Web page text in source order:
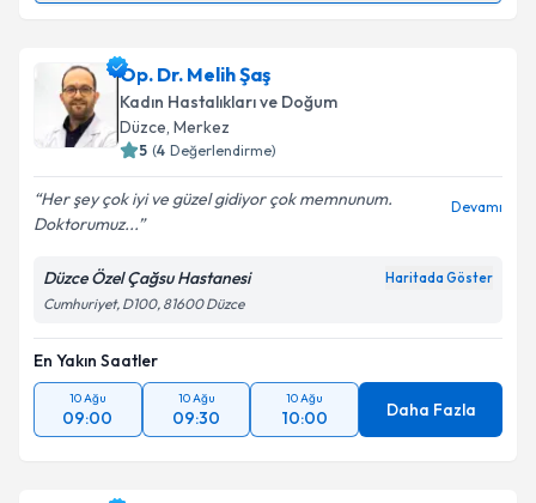
takvim hazırlandığında e-posta ile bilgilendireceğiz.
E-posta Adresiniz
kapsamda işlenmesini kabul ediyorum.
Op. Dr. Melih Şaş
Kadın Hastalıkları ve Doğum
Düzce, Merkez
5 (4 Değerlendirme)
Her şey çok iyi ve güzel gidiyor çok memnunum.
Doktorumuz...
Devamı
Düzce Özel Çağsu Hastanesi Haritada Göster
Cumhuriyet, D100, 81600 Düzce
En Yakın Saatler
10 Ağu
09:00
10 Ağu
09:30
10 Ağu
10:00 Daha Fazla